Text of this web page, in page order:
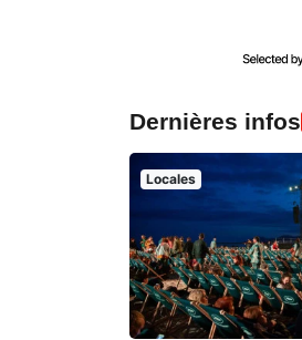
Dernières infos
Locales